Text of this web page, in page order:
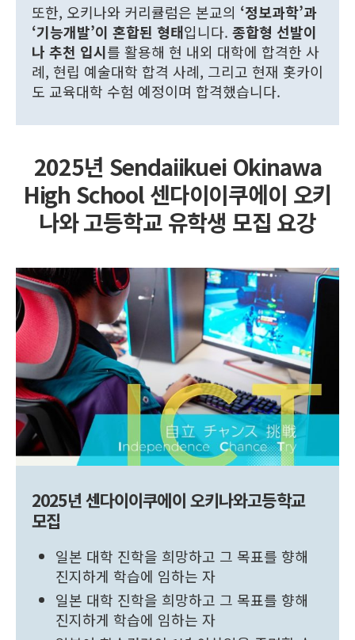
또한, 오키나와 커리큘럼은 본교의 ‘정보과학’과
‘기능개발’이 혼합된 형태입니다. 종합형 선발이
나 추천 입시를 활용해 현 내외 대학에 합격한 사
례, 현립 예술대학 합격 사례, 그리고 현재 홋카이
도 교육대학 수험 예정이며 합격했습니다.
2025년 Sendaiikuei Okinawa
High School 센다이이쿠에이 오키
나와 고등학교 유학생 모집 요강
2025년 센다이이쿠에이 오키나와고등학교
모집
일본 대학 진학을 희망하고 그 목표를 향해
진지하게 학습에 임하는 자
일본 대학 진학을 희망하고 그 목표를 향해
진지하게 학습에 임하는 자